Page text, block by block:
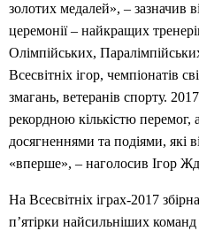
золотих медалей», – зазначив
церемонії – найкращих
Олімпійських,
Всесвітніх ігор, чемпіонатів
змагань, ветеранів спорту.
рекордною кількістю
досягненнями та подіями, які
«вперше», – наголосив Ігор
На Всесвітніх іграх-2017
п’ятірки найсильніших